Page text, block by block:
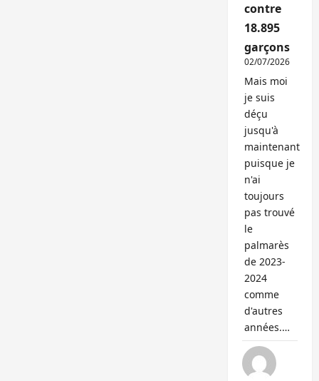
contre
18.895
garçons
02/07/2026
Mais moi
je suis
déçu
jusqu'à
maintenant
puisque je
n'ai
toujours
pas trouvé
le
palmarès
de 2023-
2024
comme
d'autres
années.…